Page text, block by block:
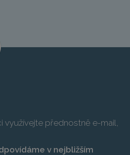
využívejte přednostně e-mail,
v nejbližším